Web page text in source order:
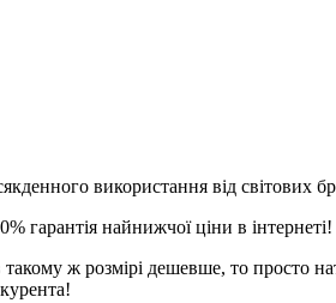
використання від світових
гарантія найнижчої ціни в інтернеті!
ж розмірі дешевше, то просто